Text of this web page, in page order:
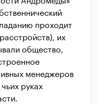
проходит
их
общество,
менеджеров
руках